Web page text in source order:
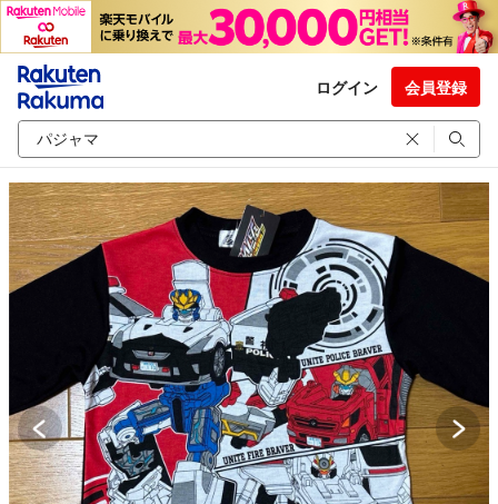
ログイン 会員登録